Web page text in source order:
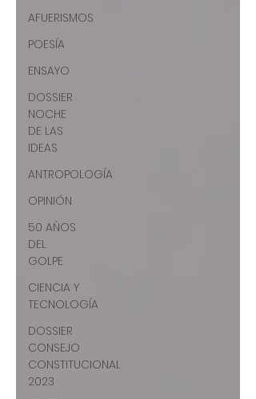
AFUERISMOS
POESÍA
ENSAYO
DOSSIER
NOCHE
DE LAS
IDEAS
ANTROPOLOGÍA
OPINIÓN
50 AÑOS
DEL
GOLPE
CIENCIA Y
TECNOLOGÍA
DOSSIER
CONSEJO
CONSTITUCIONAL
2023